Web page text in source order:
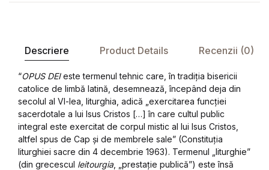
Descriere Product Details Recenzii (0)
“OPUS DEIeste termenul tehnic care, în tradiția bisericii
catolice de limbă latină, desemnează, începând deja din
secolul al VI-lea, liturghia, adică „exercitarea funcției
sacerdotale a lui Isus Cristos […] în care cultul public
integral este exercitat de corpul mistic al lui Isus Cristos,
altfel spus de Cap și de membrele sale” (Constituția
liturghiei sacre din 4 decembrie 1963). Termenul „liturghie”
(din grecescul leitourgia, „prestație publică”) este însă